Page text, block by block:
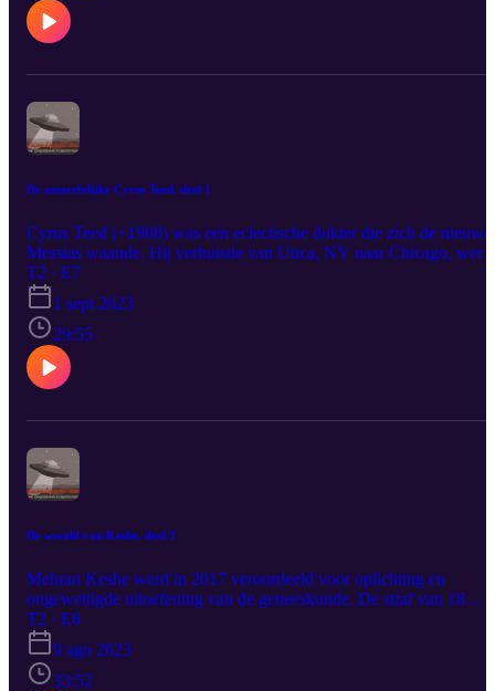
De onsterfelijke Cyrus Teed, deel 1
Cyrus Teed (+1908) was een eclectische dokter die zich de nieuwe
Messias waande. Hij verhuisde van Utica, NY naar Chicago, werd
er een gevierd 'mental scientist'. In Chicago probeerde hij een
commune uit de grond te stampen.
T2 · E7
1 sept 2023
29:55
De wereld van Keshe, deel 3
Mehran Keshe werd in 2017 veroordeeld voor oplichting en
ongewettigde uitoefening van de geneeskunde. De straf van 18
maanden met uitstel “moet volstaan om beklaagde ervan te
weerhouden in de toekomst gelijkaardige of andere misdrijven te
plegen”. In de laatste aflevering proberen we in te schatten hoe
de naïviteit van de rechtbank toen was.
T2 · E6
9 ago 2023
33:52